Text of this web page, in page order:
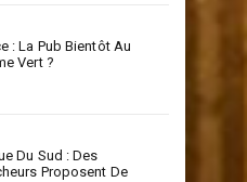
: La Pub Bientôt Au
Vert ?
Du Sud : Des
Proposent De